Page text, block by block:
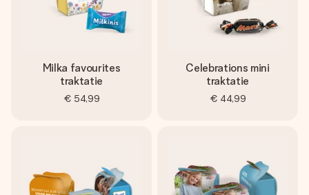
Milka favourites
traktatie
€ 54,99
Celebrations mini
traktatie
€ 44,99